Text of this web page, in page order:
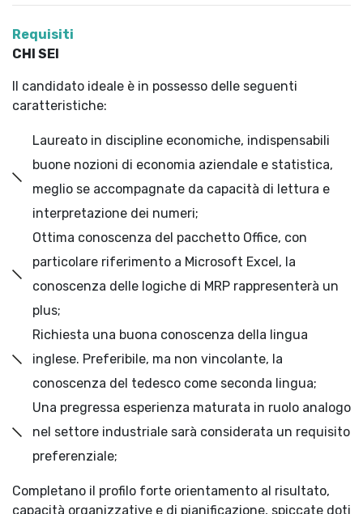
Requisiti
CHI SEI
Il candidato ideale è in possesso delle seguenti
caratteristiche:
Laureato in discipline economiche, indispensabili
buone nozioni di economia aziendale e statistica,
meglio se accompagnate da capacità di lettura e
interpretazione dei numeri;
Ottima conoscenza del pacchetto Office, con
particolare riferimento a Microsoft Excel, la
conoscenza delle logiche di MRP rappresenterà un
plus;
Richiesta una buona conoscenza della lingua
inglese. Preferibile, ma non vincolante, la
conoscenza del tedesco come seconda lingua;
Una pregressa esperienza maturata in ruolo analogo
nel settore industriale sarà considerata un requisito
preferenziale;
Completano il profilo forte orientamento al risultato,
capacità organizzative e di pianificazione, spiccate doti